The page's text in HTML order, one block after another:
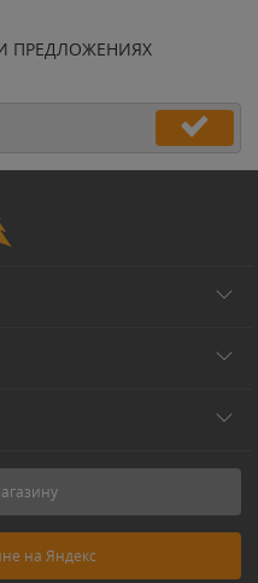
ПРЕДЛОЖЕНИЯХ
на Яндекс